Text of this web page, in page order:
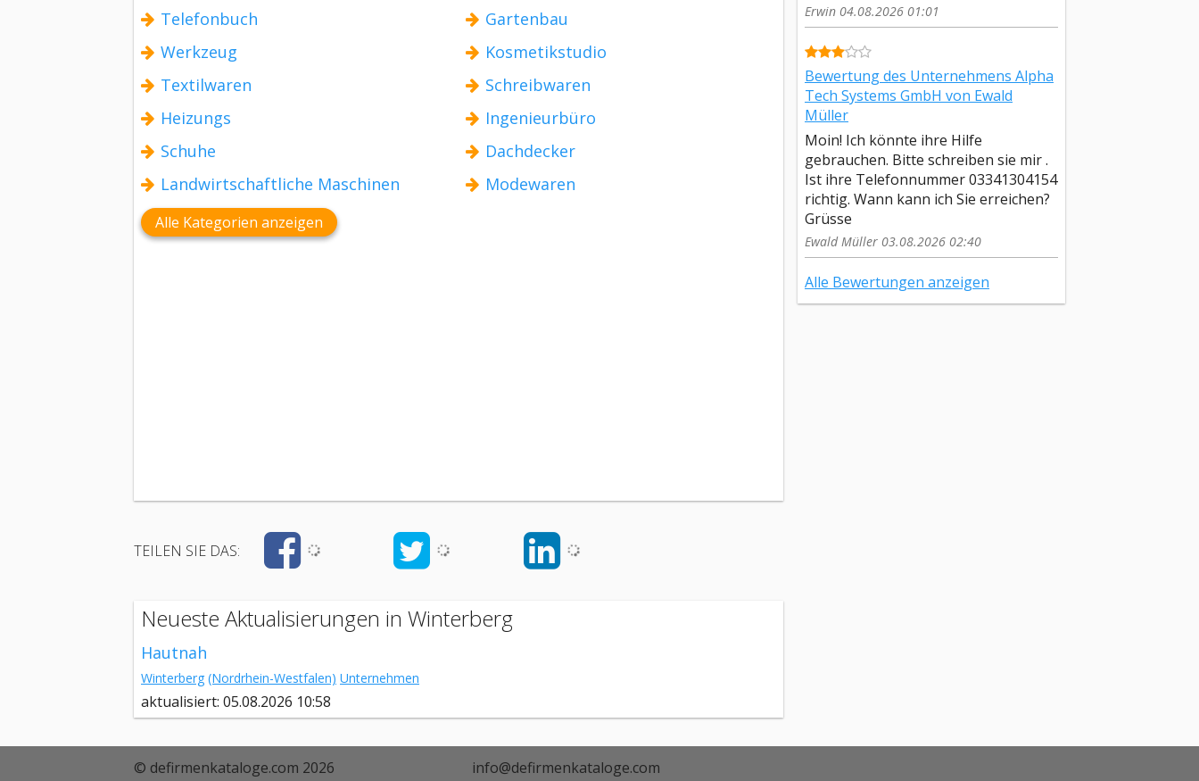
Telefonbuch
Gartenbau
Werkzeug
Kosmetikstudio
Textilwaren
Schreibwaren
Heizungs
Ingenieurbüro
Schuhe
Dachdecker
Landwirtschaftliche Maschinen
Modewaren
Alle Kategorien anzeigen
TEILEN SIE DAS:
Neueste Aktualisierungen in Winterberg
Hautnah
Winterberg (Nordrhein-Westfalen) Unternehmen
aktualisiert: 05.08.2026 10:58
Erwin 04.08.2026 01:01
Bewertung des Unternehmens Alpha
Tech Systems GmbH von Ewald
Müller
Moin! Ich könnte ihre Hilfe
gebrauchen. Bitte schreiben sie mir .
Ist ihre Telefonnummer 03341304154
richtig. Wann kann ich Sie erreichen?
Grüsse
Ewald Müller 03.08.2026 02:40
Alle Bewertungen anzeigen
© defirmenkataloge.com 2026 info@defirmenkataloge.com